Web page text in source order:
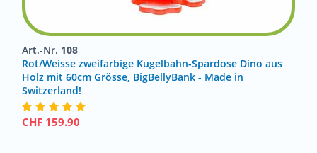
Art.-Nr. 108
Rot/Weisse zweifarbige Kugelbahn-Spardose Dino aus
Holz mit 60cm Grösse, BigBellyBank - Made in
Switzerland!
CHF 159.90